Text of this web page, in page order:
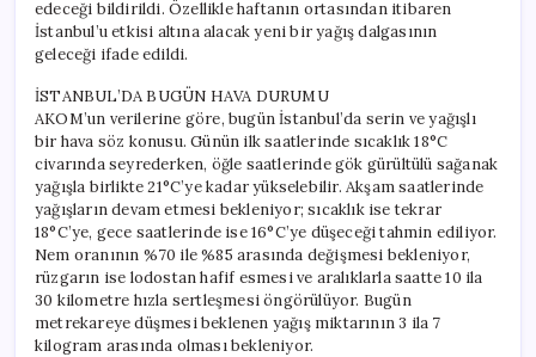
edeceği bildirildi. Özellikle haftanın ortasından itibaren
İstanbul’u etkisi altına alacak yeni bir yağış dalgasının
geleceği ifade edildi.
İSTANBUL’DA BUGÜN HAVA DURUMU
AKOM’un verilerine göre, bugün İstanbul’da serin ve yağışlı
bir hava söz konusu. Günün ilk saatlerinde sıcaklık 18°C
civarında seyrederken, öğle saatlerinde gök gürültülü sağanak
yağışla birlikte 21°C’ye kadar yükselebilir. Akşam saatlerinde
yağışların devam etmesi bekleniyor; sıcaklık ise tekrar
18°C’ye, gece saatlerinde ise 16°C’ye düşeceği tahmin ediliyor.
Nem oranının %70 ile %85 arasında değişmesi bekleniyor,
rüzgarın ise lodostan hafif esmesi ve aralıklarla saatte 10 ila
30 kilometre hızla sertleşmesi öngörülüyor. Bugün
metrekareye düşmesi beklenen yağış miktarının 3 ila 7
kilogram arasında olması bekleniyor.